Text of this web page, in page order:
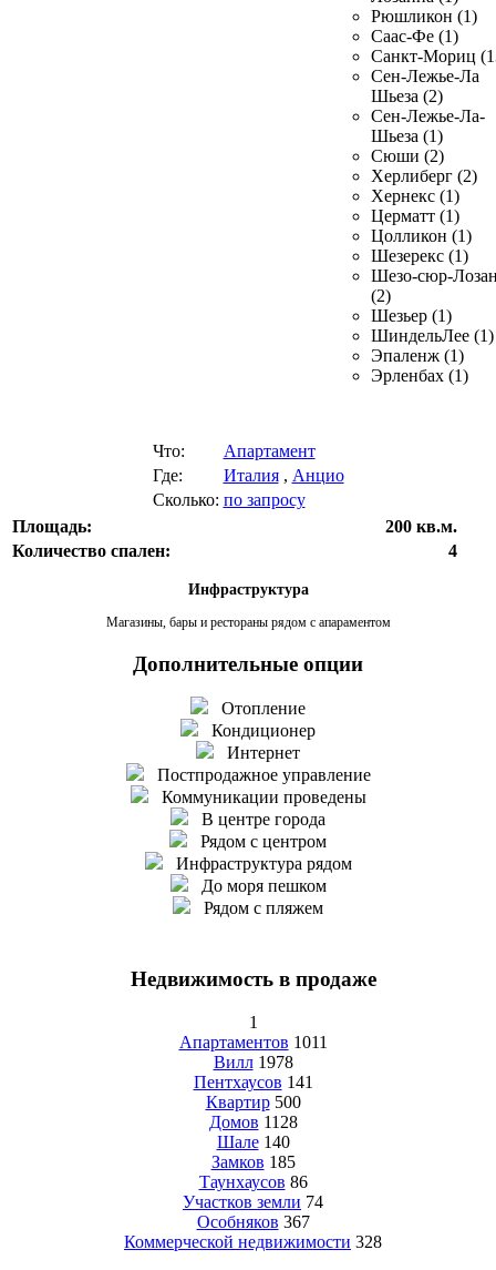
Рюшликон (1)
Саас-Фе (1)
Санкт-Мориц
Сен-Лежье-Ла
Шьеза (2)
Сен-Лежье-Ла-
Шьеза (1)
Сюши (2)
Херлиберг (2)
Хернекс (1)
Церматт (1)
Цолликон (1)
Шезерекс (1)
Шезо-сюр-
(2)
Шезьер (1)
ШиндельЛее (1)
Эпаленж (1)
Эрленбах (1)
Что:
Апартамент
Где:
Италия, Анцио
Сколько: по запросу
Площадь:
200 кв.м.
Количество спален:
4
Инфраструктура
Магазины, бары и рестораны рядом с апараментом
Дополнительные опции
Отопление
Кондиционер
Интернет
Постпродажное управление
Коммуникации проведены
В центре города
Рядом с центром
Инфраструктура рядом
До моря пешком
Рядом с пляжем
Недвижимость в продаже
1
Апартаментов 1011
Вилл 1978
Пентхаусов 141
Квартир 500
Домов 1128
Шале 140
Замков 185
Таунхаусов 86
Участков земли 74
Особняков 367
Коммерческой недвижимости 328